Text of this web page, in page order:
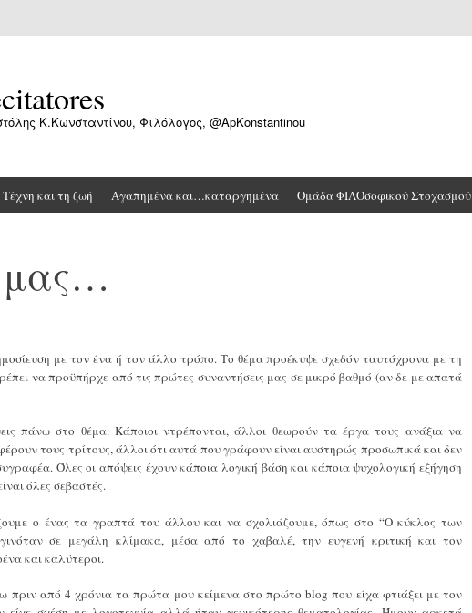
Κ.Κωνσταντίνου, Φιλόλογος, @ApKonstantinou
Τέχνη και τη ζωή Αγαπημένα και…καταργημένα Ομάδα ΦΙΛΟσοφικού Στοχασμού
μας…
με τον ένα ή τον άλλο τρόπο. Το θέμα προέκυψε σχεδόν ταυτόχρονα με τη
να προϋπήρχε από τις πρώτες συναντήσεις μας σε μικρό βαθμό (αν δε με απατά
πάνω στο θέμα. Κάποιοι ντρέπονται, άλλοι θεωρούν τα έργα τους ανάξια να
τους τρίτους, άλλοι ότι αυτά που γράφουν είναι αυστηρώς προσωπικά και δεν
Όλες οι απόψεις έχουν κάποια λογική βάση και κάποια ψυχολογική εξήγηση
όλες σεβαστές.
ο ένας τα γραπτά του άλλου και να σχολιάζουμε, όπως στο “Ο κύκλος των
σε μεγάλη κλίμακα, μέσα από το χαβαλέ, την ευγενή κριτική και τον
και καλύτεροι.
πριν από 4 χρόνια τα πρώτα μου κείμενα στο πρώτο blog που είχα φτιάξει με τον